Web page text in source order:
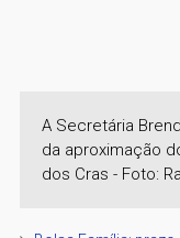
A Secretária
da aproximação
dos Cras - Foto: